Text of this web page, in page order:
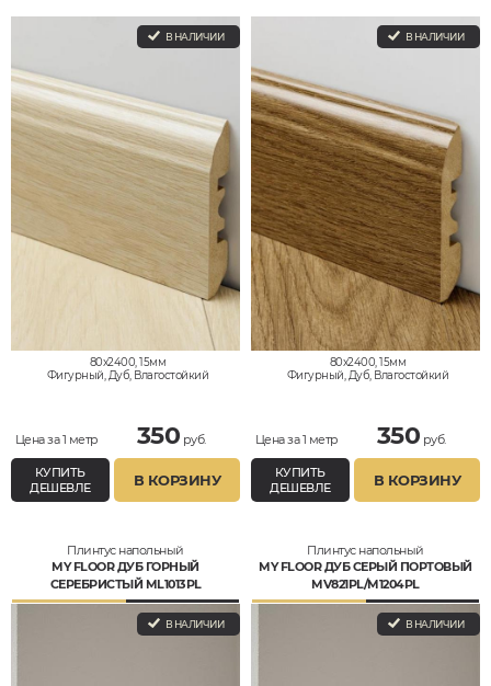
В НАЛИЧИИ
80x2400, 15мм
Фигурный, Дуб, Влагостойкий
Цена за 1 метр 350 руб.
КУПИТЬ
ДЕШЕВЛЕ
В КОРЗИНУ
В НАЛИЧИИ
80x2400, 15мм
Фигурный, Дуб, Влагостойкий
Цена за 1 метр 350 руб.
КУПИТЬ
ДЕШЕВЛЕ
В КОРЗИНУ
Плинтус напольный
MY FLOOR ДУБ ГОРНЫЙ
СЕРЕБРИСТЫЙ ML1013PL
В НАЛИЧИИ
Плинтус напольный
MY FLOOR ДУБ СЕРЫЙ ПОРТОВЫЙ
MV821PL/M1204PL
В НАЛИЧИИ